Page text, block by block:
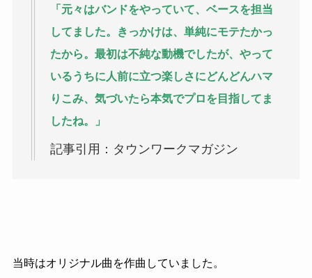
「元々はバンドをやっていて、ベースを担当
してました。きっかけは、単純にモテたかっ
たから。最初は不純な動機でしたが、やって
いるうちに人前に立つ楽しさにどんどんハマ
りこみ、気づいたら本気でプロを目指してま
したね。」
記事引用：タウンワークマガジン
当時はオリジナル曲を作曲していました。